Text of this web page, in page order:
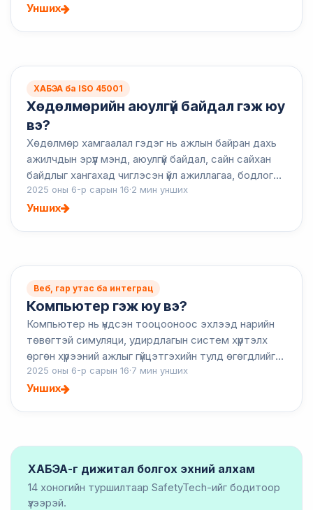
ашиглах явдал юм. Гэсэ...
Унших
ХАБЭА ба ISO 45001
Хөдөлмөрийн аюулгүй байдал гэж юу
вэ?
Хөдөлмөр хамгаалал гэдэг нь ажлын байран дахь
ажилчдын эрүүл мэнд, аюулгүй байдал, сайн сайхан
байдлыг хангахад чиглэсэн үйл ажиллагаа, бодлого,
дүрэм журмыг хэлдэг. Энэ нь гэмтэл, өвчин, осолд
хүргэж...
2025 оны 6-р сарын 16·2 мин унших
Унших
Веб, гар утас ба интеграц
Компьютер гэж юу вэ?
Компьютер нь үндсэн тооцооноос эхлээд нарийн
төвөгтэй симуляци, удирдлагын систем хүртэлх
өргөн хүрээний ажлыг гүйцэтгэхийн тулд өгөгдлийг
боловсруулах, хадгалах, авах цахим төхөөрөмж
юм. Компьютерууд...
2025 оны 6-р сарын 16·7 мин унших
Унших
ХАБЭА-г дижитал болгох эхний алхам
14 хоногийн туршилтаар SafetyTech-ийг бодитоор
үзээрэй.